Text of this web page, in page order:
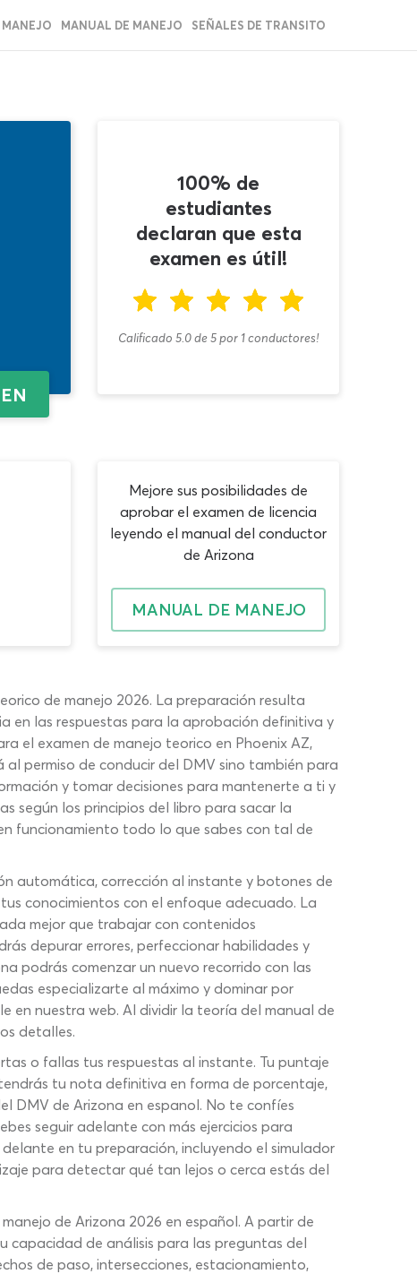
MANUAL DE MANEJO SEÑALES DE TRANSITO
100% de
estudiantes
declaran que esta
examen es útil!
Calificado 5.0de5 por 1conductores!
Mejore sus posibilidades de
aprobar el examen de licencia
leyendo el manual del conductor
de Arizona
MANUAL DE MANEJO
de manejo 2026. La preparación resulta
en las respuestas para la aprobación definitiva y
el examen de manejo teorico en Phoenix AZ,
permiso de conducir del DMV sino también para
y tomar decisiones para mantenerte a ti y
según los principios del libro para sacar la
funcionamiento todo lo que sabes con tal de
automática, corrección al instante y botones de
conocimientos con el enfoque adecuado. La
mejor que trabajar con contenidos
depurar errores, perfeccionar habilidades y
podrás comenzar un nuevo recorrido con las
especializarte al máximo y dominar por
en nuestra web. Al dividir la teoría del manual de
detalles.
o fallas tus respuestas al instante. Tu puntaje
tu nota definitiva en forma de porcentaje,
DMV de Arizona en espanol. No te confíes
seguir adelante con más ejercicios para
en tu preparación, incluyendo el simulador
para detectar qué tan lejos o cerca estás del
de Arizona 2026 en español. A partir de
capacidad de análisis para las preguntas del
de paso, intersecciones, estacionamiento,